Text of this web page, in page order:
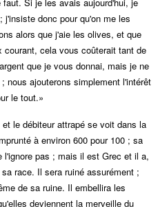
j'insiste donc pour qu'on me les
alors que j'aie les olives, et que
cela vous coûterait tant de
que je vous donnai, mais je ne
nous ajouterons simplement l'intérêt
le tout.»
le débiteur attrapé se voit dans la
à environ 600 pour 100 ; sa
pas ; mais il est Grec et il a,
race. Il sera ruiné assurément ;
de sa ruine. Il embellira les
deviennent la merveille du